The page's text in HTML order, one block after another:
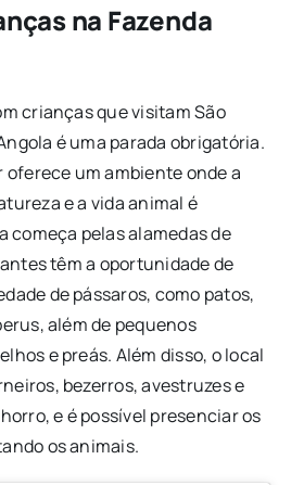
na Fazenda
crianças que visitam São
é uma parada obrigatória.
oferece um ambiente onde a
e a vida animal é
começa pelas alamedas de
têm a oportunidade de
de pássaros, como patos,
além de pequenos
e preás. Além disso, o local
bezerros, avestruzes e
e é possível presenciar os
os animais.